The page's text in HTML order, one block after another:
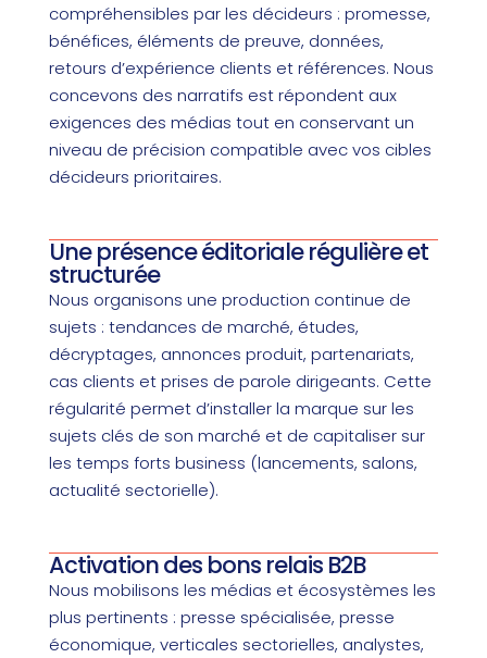
compréhensibles par les décideurs : promesse,
bénéfices, éléments de preuve, données,
retours d’expérience clients et références. Nous
concevons des narratifs est répondent aux
exigences des médias tout en conservant un
niveau de précision compatible avec vos cibles
décideurs prioritaires.
Une présence éditoriale régulière et
structurée
Nous organisons une production continue de
sujets : tendances de marché, études,
décryptages, annonces produit, partenariats,
cas clients et prises de parole dirigeants. Cette
régularité permet d’installer la marque sur les
sujets clés de son marché et de capitaliser sur
les temps forts business (lancements, salons,
actualité sectorielle).
Activation des bons relais B2B
Nous mobilisons les médias et écosystèmes les
plus pertinents : presse spécialisée, presse
économique, verticales sectorielles, analystes,